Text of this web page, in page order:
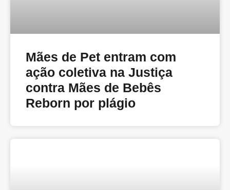
Mães de Pet entram com
ação coletiva na Justiça
contra Mães de Bebês
Reborn por plágio